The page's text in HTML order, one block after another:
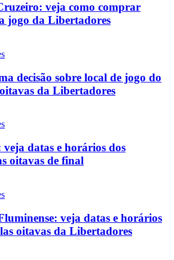
veja como comprar
jogo da Libertadores
decisão sobre local de jogo do
da Libertadores
datas e horários dos
oitavas de final
veja datas e horários
oitavas da Libertadores